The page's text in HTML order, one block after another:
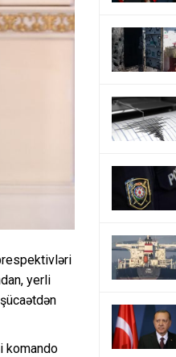
yerli
komando